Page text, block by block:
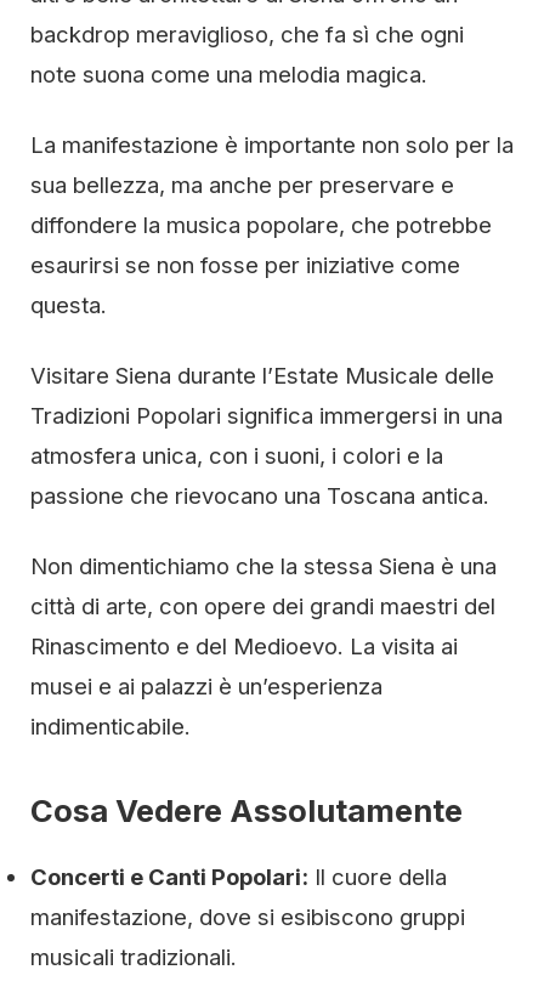
backdrop meraviglioso, che fa sì che ogni
note suona come una melodia magica.
La manifestazione è importante non solo per la
sua bellezza, ma anche per preservare e
diffondere la musica popolare, che potrebbe
esaurirsi se non fosse per iniziative come
questa.
Visitare Siena durante l’Estate Musicale delle
Tradizioni Popolari significa immergersi in una
atmosfera unica, con i suoni, i colori e la
passione che rievocano una Toscana antica.
Non dimentichiamo che la stessa Siena è una
città di arte, con opere dei grandi maestri del
Rinascimento e del Medioevo. La visita ai
musei e ai palazzi è un’esperienza
indimenticabile.
Cosa Vedere Assolutamente
Concerti e Canti Popolari: Il cuore della
manifestazione, dove si esibiscono gruppi
musicali tradizionali.